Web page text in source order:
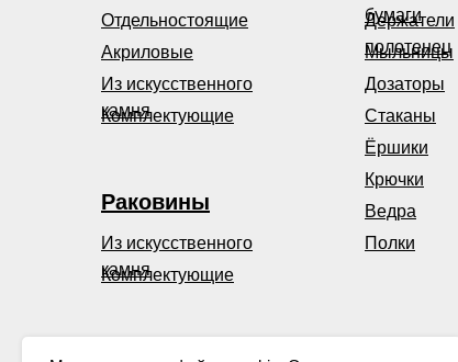
бумаги
Держатели
полотенец
Мыльницы
Раковины
Из искусственного
камня
Комплектующие
Из искусственного
камня
Дозаторы
Акриловые
Отдельностоящие
Комплектующие
Стаканы
Ёршики
Крючки
Ведра
Полки